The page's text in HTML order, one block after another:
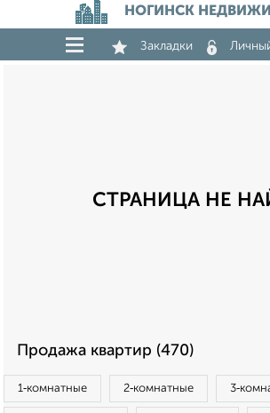
НОГИНСК
Закладки
СТРАНИЦА НЕ
Продажа квартир (470)
1‑комнатные 2‑комнатные